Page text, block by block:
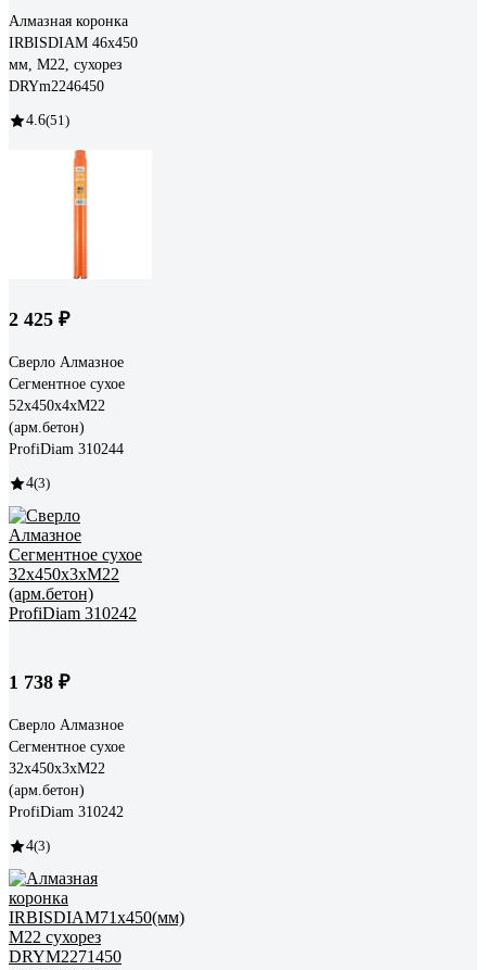
Алмазная коронка
IRBISDIAM 46x450
мм, М22, сухорез
DRYm2246450
4.6(51)
2 425 ₽
Сверло Алмазное
Сегментное сухое
52x450x4хM22
(арм.бетон)
ProfiDiam 310244
4(3)
1 738 ₽
Сверло Алмазное
Сегментное сухое
32x450x3хM22
(арм.бетон)
ProfiDiam 310242
4(3)